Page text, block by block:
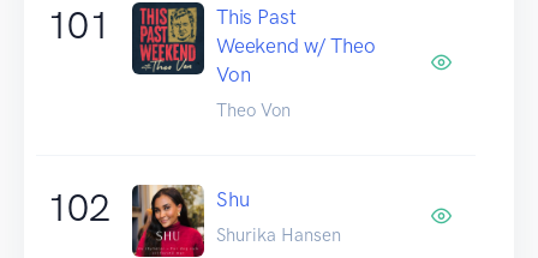
101
This Past
Weekend w/ Theo
Von
Theo Von
102 Shu
Shurika Hansen